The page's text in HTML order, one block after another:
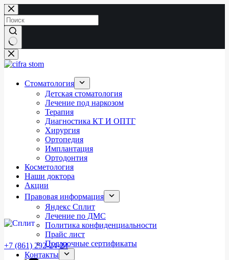
Перейти
к
сути
Ничего
не
Стоматология
Детская стоматология
Лечение под наркозом
Терапия
Диагностика КТ И ОПТГ
Хирургия
Ортопедия
Имплантация
Ортодонтия
Косметология
Наши доктора
Акции
Правовая информация
Яндекс Сплит
Лечение по ДМС
Политика конфиденциальности
Прайс лист
Подарочные сертификаты
Контакты
+7 (861) 292-24-24